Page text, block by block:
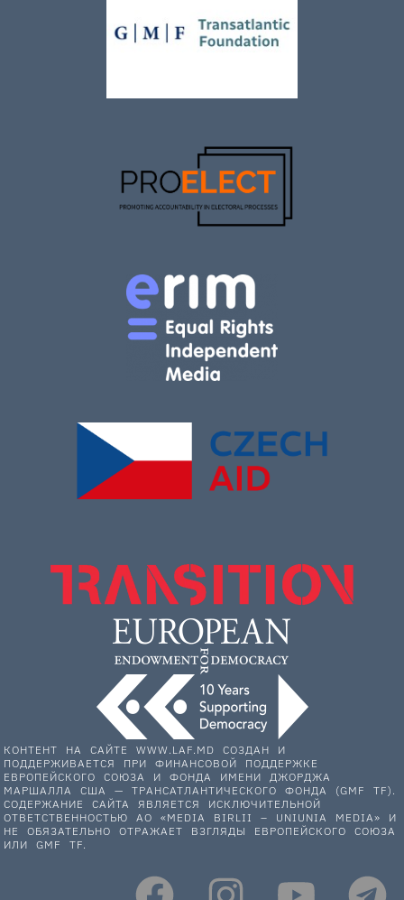
КОНТЕНТ НА САЙТЕ WWW.LAF.MD СОЗДАН И
ПОДДЕРЖИВАЕТСЯ ПРИ ФИНАНСОВОЙ ПОДДЕРЖКЕ
ЕВРОПЕЙСКОГО СОЮЗА И ФОНДА ИМЕНИ ДЖОРДЖА
МАРШАЛЛА США — ТРАНСАТЛАНТИЧЕСКОГО ФОНДА (GMF TF).
СОДЕРЖАНИЕ САЙТА ЯВЛЯЕТСЯ ИСКЛЮЧИТЕЛЬНОЙ
ОТВЕТСТВЕННОСТЬЮ АО «MEDIA BIRLII – UNIUNIA MEDIA» И
НЕ ОБЯЗАТЕЛЬНО ОТРАЖАЕТ ВЗГЛЯДЫ ЕВРОПЕЙСКОГО СОЮЗА
ИЛИ GMF TF.